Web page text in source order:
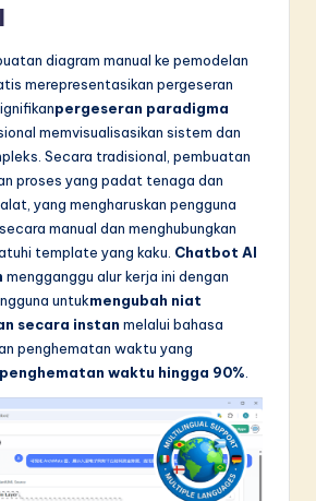
diagram manual ke pemodelan
merepresentasikan pergeseran
pergeseran paradigma
memvisualisasikan sistem dan
Secara tradisional, pembuatan
proses yang padat tenaga dan
yang mengharuskan pengguna
manual dan menghubungkan
template yang kaku. Chatbot AI
mengganggu alur kerja ini dengan
untukmengubah niat
secara instan melalui bahasa
penghematan waktu yang
penghematan waktu hingga 90%